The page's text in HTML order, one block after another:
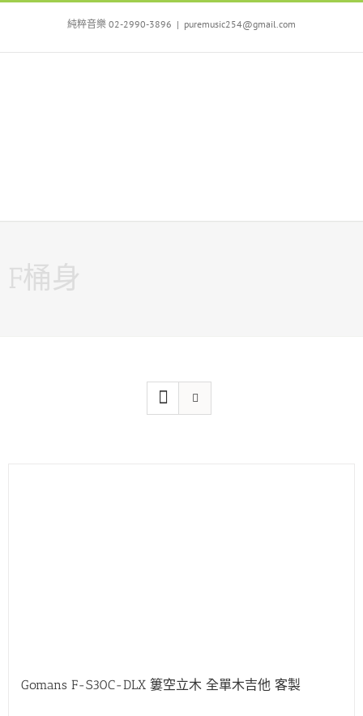
Skip
純粹音樂 02-2990-3896 | puremusic254@gmail.com
F桶身
Gomans F-S30C-DLX 簍空立木 全單木吉他 客製